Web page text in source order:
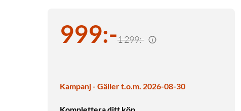
999:-1 299:-
Kampanj - Gäller t.o.m. 2026-08-30